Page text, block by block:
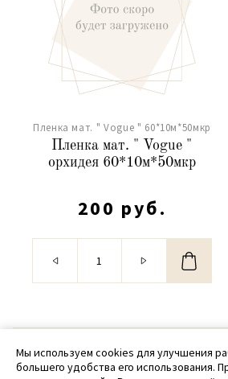
Пленка мат. " Vogue " 60*10м*50мкр
Пленка мат. " Vogue "
орхидея 60*10м*50мкр
200 руб.
© 2020 - 2026
Мы используем cookies для улучшения
большего удобства его использования.